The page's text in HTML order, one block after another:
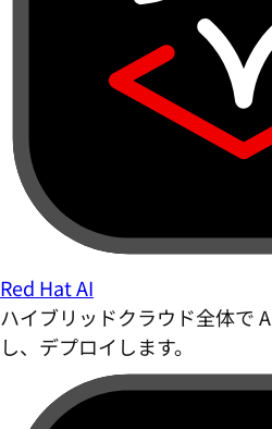
Red Hat AI
ハイブリッドクラウド全体で
し、デプロイします。